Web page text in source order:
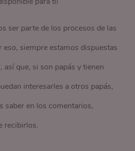
ser parte de los procesos de las
eso, siempre estamos dispuestas
así que, si son papás y tienen
interesarles a otros papás,
saber en los comentarios,
recibirlos.